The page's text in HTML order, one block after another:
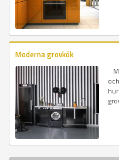
Moderna grovkök